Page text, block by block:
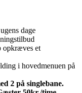
dage
opkræves et
i hovedmenuen på
2 på singlebane.